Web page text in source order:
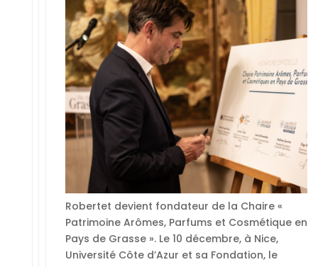
Robertet devient fondateur de la Chaire «
Patrimoine Arômes, Parfums et Cosmétique en
Pays de Grasse ». Le 10 décembre, à Nice,
Université Côte d’Azur et sa Fondation, le